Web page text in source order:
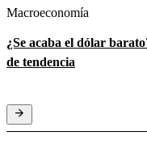
Macroeconomía
¿Se acaba el dólar
de tendencia